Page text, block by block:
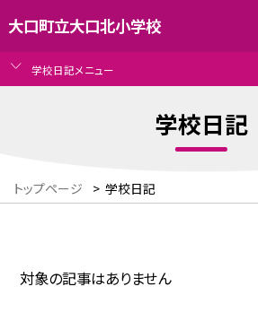
大口町立大口北小学校
学校日記メニュー
学校日記
トップページ > 学校日記
対象の記事はありません